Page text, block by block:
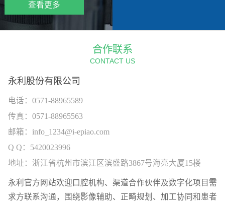
查看更多
合作联系
CONTACT US
永利股份有限公司
电话：0571-88965589
传真：0571-88965563
邮箱：info_1234@i-epiao.com
Q Q：5420023996
地址：浙江省杭州市滨江区滨盛路3867号海亮大厦15楼
永利官方网站欢迎口腔机构、渠道合作伙伴及数字化项目需
求方联系沟通，围绕影像辅助、正畸规划、加工协同和患者